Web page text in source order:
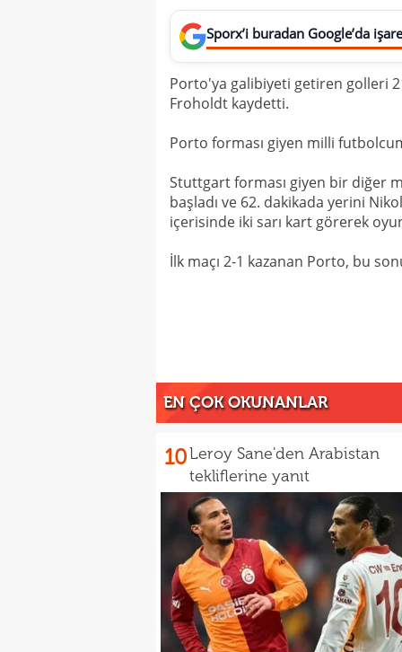
Sporx’i buradan Google’da
Porto'ya galibiyeti getiren golleri
Froholdt kaydetti.
Porto forması giyen milli
Stuttgart forması giyen bir diğer
başladı ve 62. dakikada yerini
içerisinde iki sarı kart görerek oyun
İlk maçı 2-1 kazanan Porto, bu
EN ÇOK OKUNANLAR
10Leroy Sane'den Arabistan
tekliflerine yanıt